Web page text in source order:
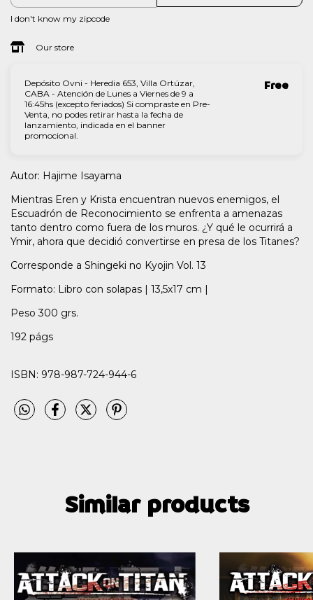
I don't know my zipcode
Our store
Depósito Ovni - Heredia 653, Villa Ortúzar,
CABA - Atención de Lunes a Viernes de 9 a
16:45hs (excepto feriados) Si compraste en Pre-
Venta, no podes retirar hasta la fecha de
lanzamiento, indicada en el banner
promocional.
Free
Autor: Hajime Isayama
Mientras Eren y Krista encuentran nuevos enemigos, el
Escuadrón de Reconocimiento se enfrenta a amenazas
tanto dentro como fuera de los muros. ¿Y qué le ocurrirá a
Ymir, ahora que decidió convertirse en presa de los Titanes?
Corresponde a Shingeki no Kyojin Vol. 13
Formato: Libro con solapas | 13,5x17 cm |
Peso 300 grs.
192 págs
ISBN: 978-987-724-944-6
Similar products